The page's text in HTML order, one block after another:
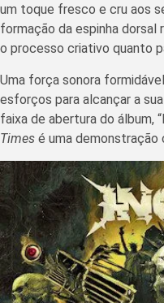
um toque fresco e cru aos
formação da espinha dorsal
o processo criativo quanto
Uma força sonora
esforços para alcançar a
faixa de abertura do álbum,
Times é uma demonstração